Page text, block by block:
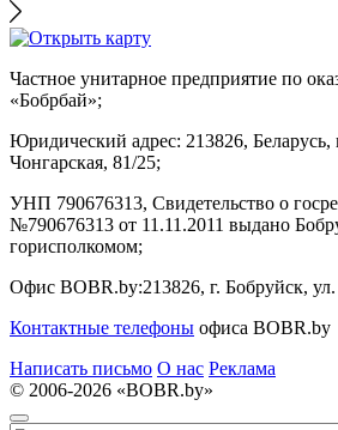
Частное унитарное предприятие по
«Бобрбай»;
Юридический адрес: 213826, Беларусь,
Чонгарская, 81/25;
УНП 790676313, Свидетельство о
№790676313 от 11.11.2011 выдано
горисполкомом;
Офис BOBR.by:213826, г. Бобруйск,
Контактные телефоны офиса BOBR.by
Написать письмо О нас Реклама
© 2006-2026 «BOBR.by»